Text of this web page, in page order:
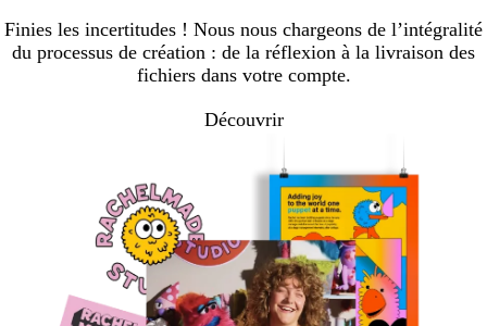
Finies les incertitudes ! Nous nous chargeons de l’intégralité
du processus de création : de la réflexion à la livraison des
fichiers dans votre compte.
Découvrir